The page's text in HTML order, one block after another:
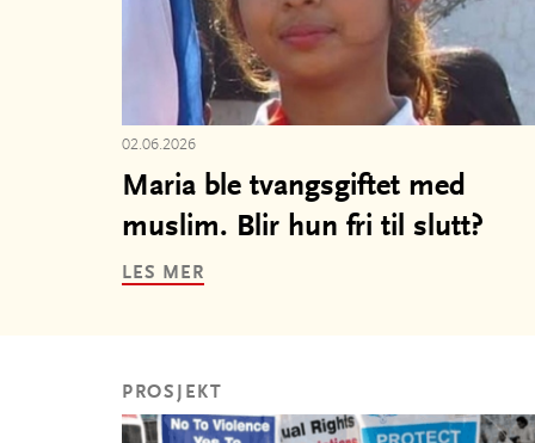
02.06.2026
Maria ble tvangsgiftet med
muslim. Blir hun fri til slutt?
LES MER
PROSJEKT